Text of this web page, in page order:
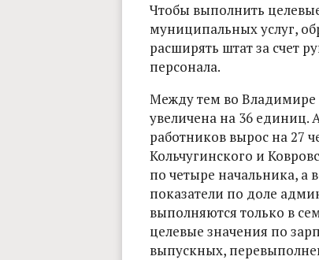
Чтобы выполнить
муниципальных услуг,
расширять штат за счет
персонала.
Между тем во Владимире
увеличена на 36 единиц.
работников вырос на 27
Кольчугинского и
по четыре начальника, а
показатели по доле
выполняются только в
целевые значения по
выпускных,